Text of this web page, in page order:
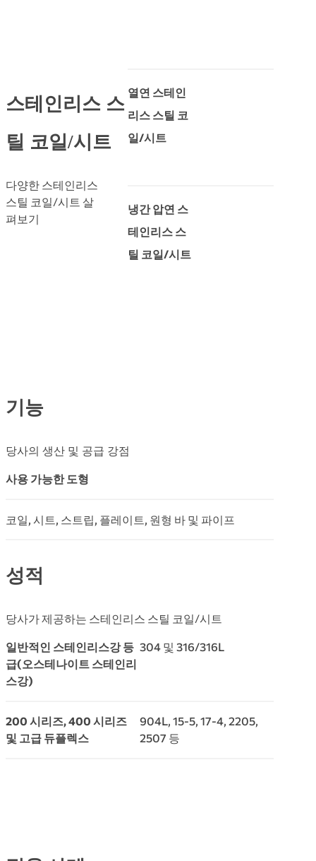
다양한 스테인리스
스틸 코일/시트 살
열연 스테인
리스 스틸 코
냉간 압연 스
테인리스 스
일반적인 스테인리스강 등
급(오스테나이트 스테인리
200 시리즈, 400 시리즈
904L, 15-5, 17-4, 2205,